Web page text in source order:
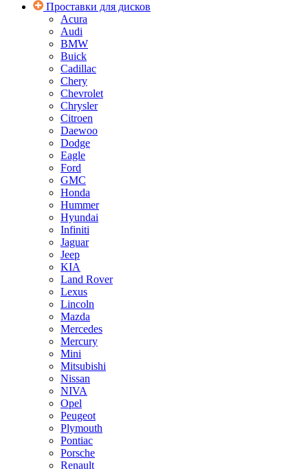
Проставки для дисков
Acura
Audi
BMW
Buick
Cadillac
Chery
Chevrolet
Chrysler
Citroen
Daewoo
Dodge
Eagle
Ford
GMC
Honda
Hummer
Hyundai
Infiniti
Jaguar
Jeep
KIA
Land Rover
Lexus
Lincoln
Mazda
Mercedes
Mercury
Mini
Mitsubishi
Nissan
NIVA
Opel
Peugeot
Plymouth
Pontiac
Porsche
Renault